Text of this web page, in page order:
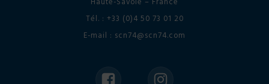
Tél. : +33 (0)4 50 73 01 20
E-mail : scn74@scn74.com